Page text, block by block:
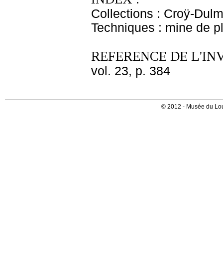
Collections : Croÿ-
Techniques : mine de
REFERENCE DE
vol. 23, p. 384
© 2012 - Musée du